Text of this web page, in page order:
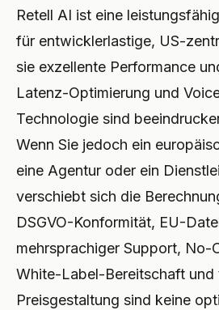
Retell AI ist eine
für entwicklerlastige, US-
sie exzellente Performance
Latenz-Optimierung und
Technologie sind
Wenn Sie jedoch ein
eine Agentur oder ein
verschiebt sich die
DSGVO-Konformität, EU-
mehrsprachiger Support, No-
White-Label-Bereitschaft und
Preisgestaltung sind keine